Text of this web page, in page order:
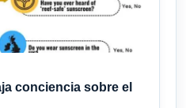
conciencia sobre el